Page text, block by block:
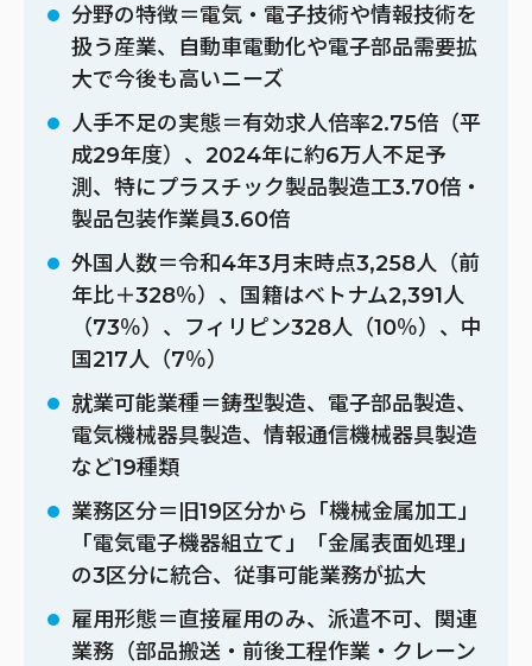
分野の特徴＝電気・電子技術や情報技術を
扱う産業、自動車電動化や電子部品需要拡
大で今後も高いニーズ
人手不足の実態＝有効求人倍率2.75倍（平
成29年度）、2024年に約6万人不足予
測、特にプラスチック製品製造工3.70倍・
製品包装作業員3.60倍
外国人数＝令和4年3月末時点3,258人（前
年比＋328％）、国籍はベトナム2,391人
（73％）、フィリピン328人（10％）、中
国217人（7％）
就業可能業種＝鋳型製造、電子部品製造、
電気機械器具製造、情報通信機械器具製造
など19種類
業務区分＝旧19区分から「機械金属加工」
「電気電子機器組立て」「金属表面処理」
の3区分に統合、従事可能業務が拡大
雇用形態＝直接雇用のみ、派遣不可、関連
業務（部品搬送・前後工程作業・クレーン